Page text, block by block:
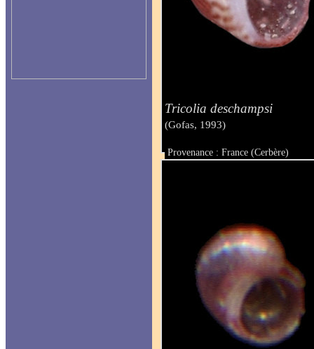
Tricolia deschampsi
(Gofas, 1993)
Provenance : France (Cerbère)
Taille : 1.40 mm